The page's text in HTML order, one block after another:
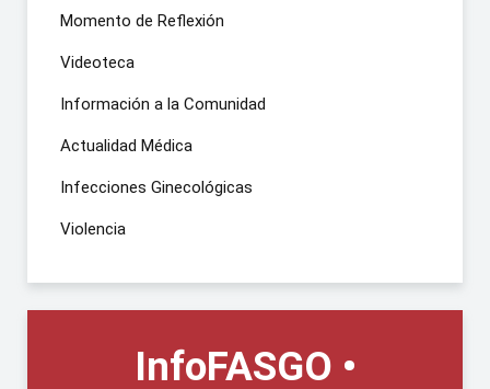
InfoFASGO •
Momento de Reflexión
Videoteca
Información a la Comunidad
Actualidad Médica
Infecciones Ginecológicas
Violencia